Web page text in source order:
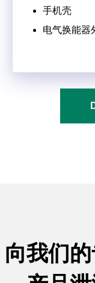
手机壳
电气换能器
向我们